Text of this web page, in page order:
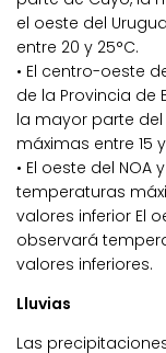
el oeste del
entre 20 y 25°C.
• El centro-oeste
de la Provincia de
la mayor parte
máximas entre 15
• El oeste del
temperaturas
valores inferior El
observará
valores inferiores.
Lluvias
Las